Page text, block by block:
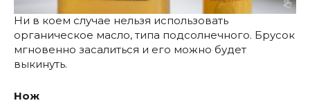
Ни в коем случае нельзя использовать
органическое масло, типа подсолнечного. Брусок
мгновенно засалиться и его можно будет
выкинуть.
Нож